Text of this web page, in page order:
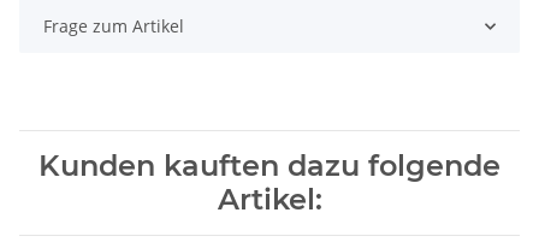
Frage zum Artikel
Kunden kauften dazu folgende
Artikel: